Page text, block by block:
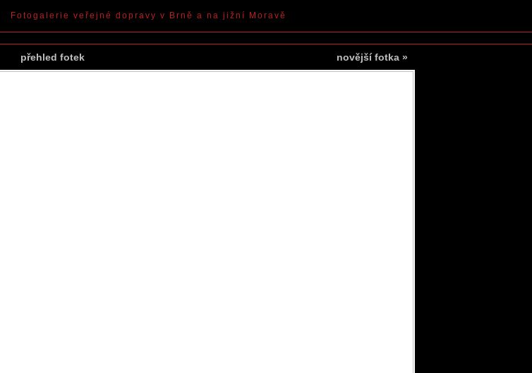
přehled fotek novější fotka »
Fotogalerie veřejné dopravy v Brně a na jižní Moravě